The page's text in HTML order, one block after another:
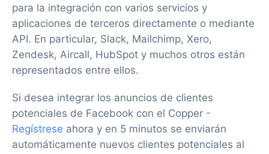
para la integración con varios servicios y
aplicaciones de terceros directamente o mediante
API. En particular, Slack, Mailchimp, Xero,
Zendesk, Aircall, HubSpot y muchos otros están
representados entre ellos.
Si desea integrar los anuncios de clientes
potenciales de Facebook con el Copper -
Regístrese ahora y en 5 minutos se enviarán
automáticamente nuevos clientes potenciales al